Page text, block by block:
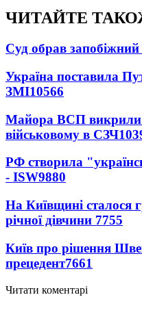
ЧИТАЙТЕ
Суд обрав
Україна поставила
ЗМІ10566
Майора ВСП викрили
військовому в СЗЧ
РФ створила
- ISW9880
На Київщині сталося
річної дівчини 7755
Київ про рішення
прецедент7661
Читати коментарі